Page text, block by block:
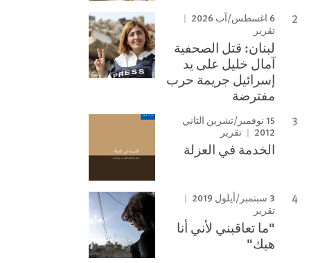
6 اغسطس/آب 2026
تقرير
لبنان: قتل الصحفية
آمال خليل على يد
إسرائيل جريمة حرب
مفترضة
15 نوفمبر/تشرين الثاني
2012
تقرير
الخدمة في العزلة
3 سبتمبر/أيلول 2019
تقرير
"ما تعاقبني لأني أنا
هيك"